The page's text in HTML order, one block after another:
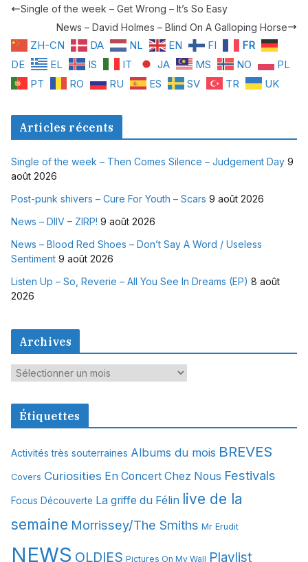
Single of the week – Get Wrong – It’s So Easy
News – David Holmes – Blind On A Galloping Horse
ZH-CN DA NL EN FI
FR
DE
EL IS IT JA MS NO
PL
PT
RO RU ES SV TR UK
Articles récents
Single of the week – Then Comes Silence – Judgement Day 9
août 2026
Post-punk shivers – Cure For Youth – Scars 9 août 2026
News – DIIV – ZIRP! 9 août 2026
News – Blood Red Shoes – Don’t Say A Word / Useless
Sentiment 9 août 2026
Listen Up – So, Reverie – All You See In Dreams (EP) 8 août
2026
Archives
A
c
v
e
Étiquettes
Activités très souterraines Albums du mois BREVES
Covers Curiosities En Concert Chez Nous Festivals
Focus Découverte La griffe du Félin live de la
semaine Morrissey/The Smiths Mr Erudit
NEWS OLDIES Pictures On My Wall Playlist